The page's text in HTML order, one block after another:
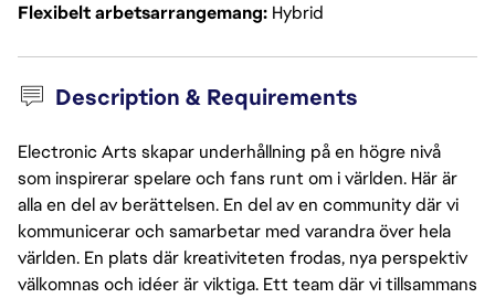
Flexibelt arbetsarrangemang Hybrid
Description & Requirements
Electronic Arts skapar underhållning på en högre nivå
som inspirerar spelare och fans runt om i världen. Här är
alla en del av berättelsen. En del av en community där vi
kommunicerar och samarbetar med varandra över hela
världen. En plats där kreativiteten frodas, nya perspektiv
välkomnas och idéer är viktiga. Ett team där vi tillsammans